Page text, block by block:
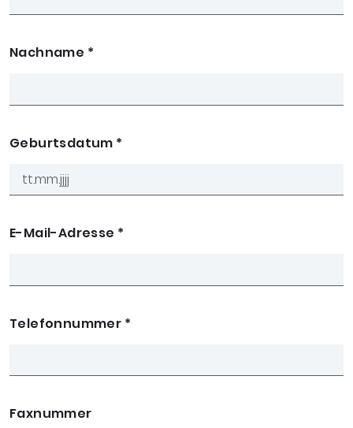
Nachname *
Geburtsdatum *
E-Mail-Adresse *
Telefonnummer *
Faxnummer